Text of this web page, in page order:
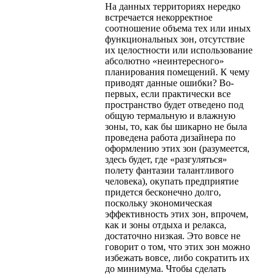
На данных территориях нередко
встречается некорректное
соотношение объема тех или иных
функциональных зон, отсутствие
их целостности или использование
абсолютно «неинтересного»
планирования помещений. К чему
приводят данные ошибки? Во-
первых, если практически все
пространство будет отведено под
общую термальную и влажную
зоны, то, как бы шикарно не была
проведена работа дизайнера по
оформлению этих зон (разумеется,
здесь будет, где «разгуляться»
полету фантазии талантливого
человека), окупать предприятие
придется бесконечно долго,
поскольку экономическая
эффективность этих зон, впрочем,
как и зоны отдыха и релакса,
достаточно низкая. Это вовсе не
говорит о том, что этих зон можно
избежать вовсе, либо сократить их
до минимума. Чтобы сделать